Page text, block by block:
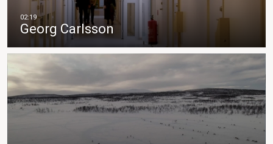
Georg Carlsson